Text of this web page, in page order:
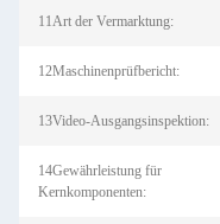
11Art der Vermarktung:
12Maschinenprüfbericht:
13Video-Ausgangsinspektion:
14Gewährleistung für
Kernkomponenten: